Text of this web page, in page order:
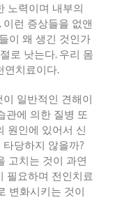
노력이며 내부의
. 이런 증상들을 없앤
이 왜 생긴 것인가
로 낫는다. 우리 몸
연치료이다.
일반적인 견해이
관에 의한 질병 또
원인에 있어서 신
타당하지 않을까?
고치는 것이 과연
필요하며 전인치료
변화시키는 것이